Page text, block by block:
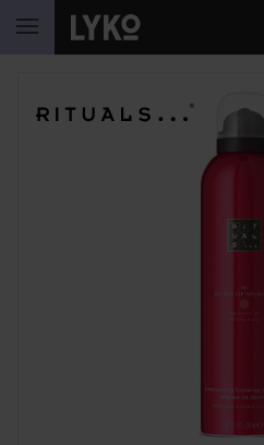
HOPPA TILL INNEHÅLLET
HOPPA ÖVER SEKTIONEN